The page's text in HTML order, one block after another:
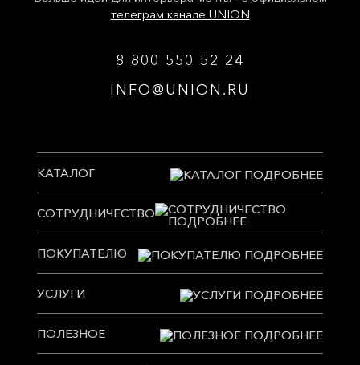
телеграм канале UNION
8 800 550 52 24
INFO@UNION.RU
КАТАЛОГ
СОТРУДНИЧЕСТВО
ПОКУПАТЕЛЮ
УСЛУГИ
ПОЛЕЗНОЕ